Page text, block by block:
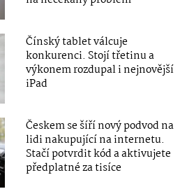
Čínský tablet válcuje
konkurenci. Stojí třetinu a
výkonem rozdupal i nejnovější
iPad
Českem se šíří nový podvod na
lidi nakupující na internetu.
Stačí potvrdit kód a aktivujete
předplatné za tisíce